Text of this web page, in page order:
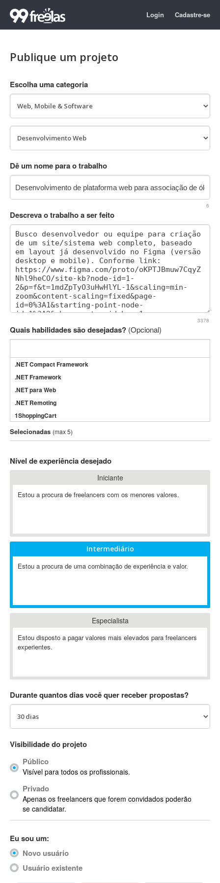
Login Cadastre-se
Publique um projeto
Escolha uma categoria
Dê um nome para o trabalho
6
Descreva o trabalho a ser feito
3378
Quais habilidades são desejadas? (Opcional)
.NET Compact Framework
.NET Framework
.NET para Web
.NET Remoting
1ShoppingCart
3DS Max
3GSM
802.11
A-GPS
ABAP
Abaqus
ABBYY FineReader
Ableton
Ableton Push
Abstract
AC3
ACID Pro
ACPI
Acrobat
Acrobat X
Acronis
ACT
Actimize
ActionScript
ActionScript 3
Selecionadas (max 5)
Nível de experiência desejado
Iniciante
Estou a procura de freelancers com os menores valores.
Intermediário
Estou a procura de uma combinação de experiência e valor.
Especialista
Estou disposto a pagar valores mais elevados para freelancers
experientes.
Durante quantos dias você quer receber propostas?
Visibilidade do projeto
Público
Visível para todos os profissionais.
Privado
Apenas os freelancers que forem convidados poderão
se candidatar.
Eu sou um:
Novo usuário
Usuário existente